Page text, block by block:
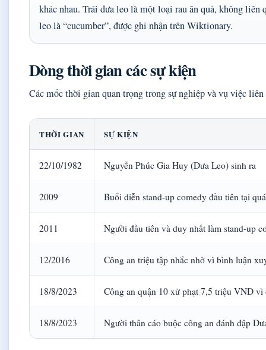
khác nhau. Trái dưa leo là một loại rau ăn quả, không
leo là “cucumber”, được ghi nhận trên Wiktionary.
Dòng thời gian các sự kiện
Các mốc thời gian quan trọng trong sự nghiệp và vụ việc
THỜI GIAN SỰ KIỆN
22/10/1982 Nguyễn Phúc Gia Huy (Dưa Leo) sinh ra
2009 Buổi diễn stand-up comedy đầu tiên tại
2011 Người đầu tiên và duy nhất làm stand-up
12/2016 Công an triệu tập nhắc nhở vì bình luận
18/8/2023 Công an quận 10 xử phạt 7,5 triệu VND vì
18/8/2023 Người thân cáo buộc công an đánh đập